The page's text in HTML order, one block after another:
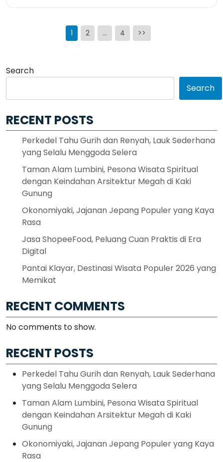
Posts
pagination
1 2 … 4 >>
Search
Search
RECENT POSTS
Perkedel Tahu Gurih dan Renyah, Lauk Sederhana
yang Selalu Menggoda Selera
Taman Alam Lumbini, Pesona Wisata Spiritual
dengan Keindahan Arsitektur Megah di Kaki
Gunung
Okonomiyaki, Jajanan Jepang Populer yang Kaya
Rasa
Jasa ShopeeFood, Peluang Cuan Praktis di Era
Digital
Pantai Klayar, Destinasi Wisata Populer 2026 yang
Memikat
RECENT COMMENTS
No comments to show.
RECENT POSTS
Perkedel Tahu Gurih dan Renyah, Lauk Sederhana
yang Selalu Menggoda Selera
Taman Alam Lumbini, Pesona Wisata Spiritual
dengan Keindahan Arsitektur Megah di Kaki
Gunung
Okonomiyaki, Jajanan Jepang Populer yang Kaya
Rasa